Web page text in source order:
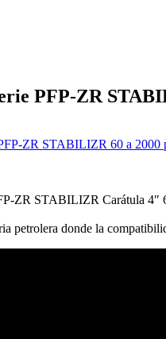
PFP-ZR
ZR STABILIZR 60 a 2000
ZR STABILIZR Carátula 4″
petrolera donde la